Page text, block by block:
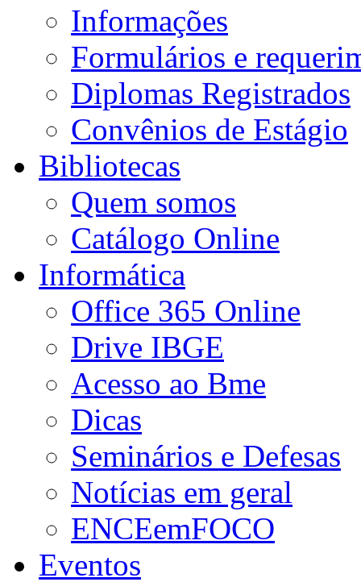
Informações
Formulários e
Diplomas Registrados
Convênios de Estágio
Bibliotecas
Quem somos
Catálogo Online
Informática
Office 365 Online
Drive IBGE
Acesso ao Bme
Dicas
Seminários e Defesas
Notícias em geral
ENCEemFOCO
Eventos